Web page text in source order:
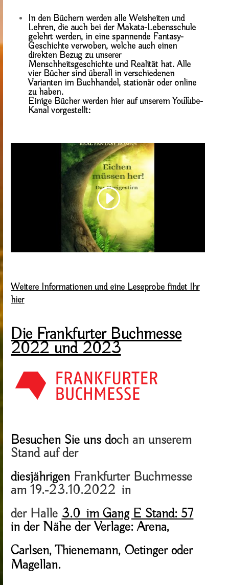
In den Büchern werden alle Weisheiten und
Lehren, die auch bei der Makata-Lebensschule
gelehrt werden, in eine spannende Fantasy-
Geschichte verwoben, welche auch einen
direkten Bezug zu unserer
Menschheitsgeschichte und Realität hat. Alle
vier Bücher sind überall in verschiedenen
Varianten im Buchhandel, stationär oder online
zu haben.
Einige Bücher werden hier auf unserem YouTube-
Kanal vorgestellt:
Weitere Informationen und eine Leseprobe findet Ihr
hier
Die Frankfurter Buchmesse
2022 und 2023
Besuchen Sie uns doch an unserem
Standauf der
diesjährigen Frankfurter Buchmesse
am19.-23.10.2022 in
der Halle 3.0 im Gang E Stand: 57
in der Nähe der Verlage: Arena,
Carlsen,Thienemann, Oetinger oder
Magellan.